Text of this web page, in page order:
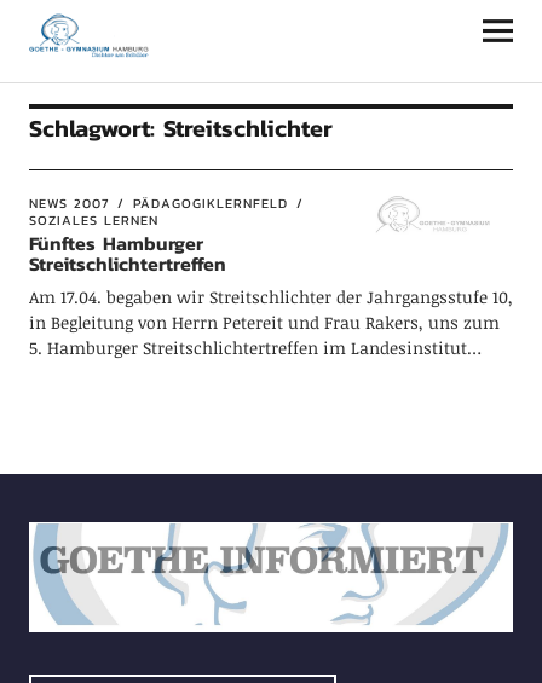
Goethe-Gymnasium Hamburg
Schlagwort: Streitschlichter
NEWS 2007
PÄDAGOGIKLERNFELD
SOZIALES LERNEN
Fünftes Hamburger
Streitschlichtertreffen
Am 17.04. begaben wir Streitschlichter der Jahrgangsstufe 10,
in Begleitung von Herrn Petereit und Frau Rakers, uns zum
5. Hamburger Streitschlichtertreffen im Landesinstitut…